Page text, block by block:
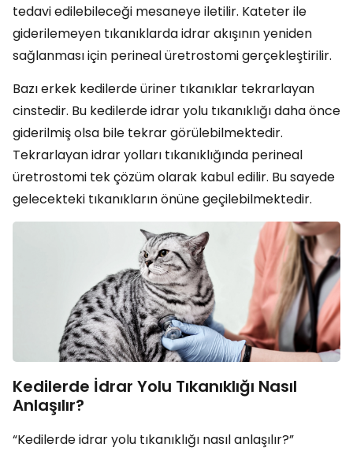
tedavi edilebileceği mesaneye iletilir. Kateter ile
giderilemeyen tıkanıklarda idrar akışının yeniden
sağlanması için perineal üretrostomi gerçekleştirilir.
Bazı erkek kedilerde üriner tıkanıklar tekrarlayan
cinstedir. Bu kedilerde idrar yolu tıkanıklığı daha önce
giderilmiş olsa bile tekrar görülebilmektedir.
Tekrarlayan idrar yolları tıkanıklığında perineal
üretrostomi tek çözüm olarak kabul edilir. Bu sayede
gelecekteki tıkanıkların önüne geçilebilmektedir.
Kedilerde İdrar Yolu Tıkanıklığı Nasıl
Anlaşılır?
“Kedilerde idrar yolu tıkanıklığı nasıl anlaşılır?”